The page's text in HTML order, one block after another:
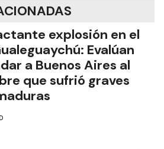
explosión en el
Evalúan
a Buenos Aires al
que sufrió graves